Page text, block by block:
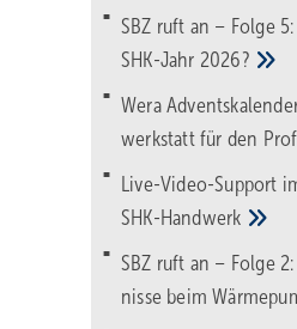
SBZ ruft an – Folge
SHK-Jahr 2026?
Wera
werk­statt für den
Live-Video-Support
SHK-Handwerk
SBZ ruft an – Folge
nisse beim